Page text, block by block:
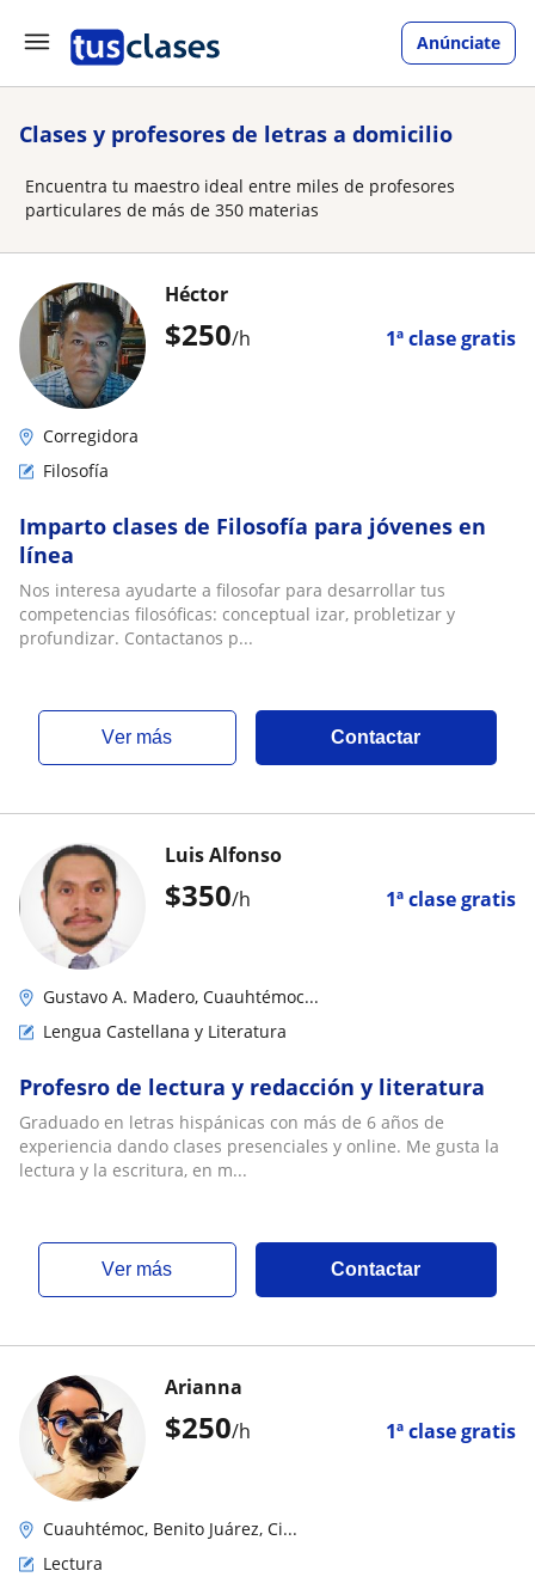
Anúnciate
Clases y profesores de letras a domicilio
Encuentra tu maestro ideal entre miles de profesores
particulares de más de 350 materias
$250/h 1ª clase gratis
Héctor
Corregidora
Filosofía
Imparto clases de Filosofía para jóvenes en
línea
Nos interesa ayudarte a filosofar para desarrollar tus
competencias filosóficas: conceptual izar, probletizar y
profundizar. Contactanos p...
ver más Contactar
$350/h 1ª clase gratis
Luis Alfonso
Gustavo A. Madero, Cuauhtémoc...
Lengua Castellana y Literatura
Profesro de lectura y redacción y literatura
Graduado en letras hispánicas con más de 6 años de
experiencia dando clases presenciales y online. Me gusta la
lectura y la escritura, en m...
ver más Contactar
$250/h 1ª clase gratis
Arianna
Cuauhtémoc, Benito Juárez, Ci...
Lectura